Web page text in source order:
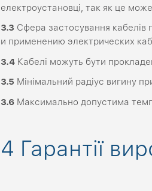
електроустановці, так як це
3.3 Сфера застосування кабелів
и применению электрических
3.4 Кабелі можуть бути
3.5 Мінімальний радіус вигину
3.6 Максимально допустима
4 Гарантії